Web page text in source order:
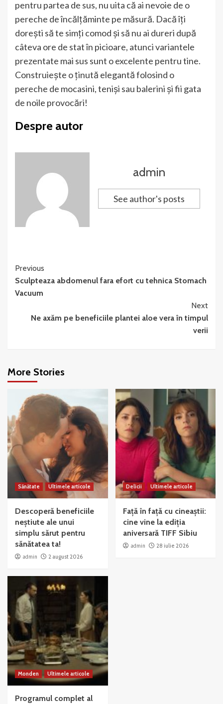
pentru partea de sus, nu uita că ai nevoie de o
pereche de încălțăminte pe măsură. Dacă îți
dorești să te simți comod și să nu ai dureri după
câteva ore de stat în picioare, atunci variantele
prezentate mai sus sunt o excelente pentru tine.
Construiește o ținută elegantă folosind o
pereche de mocasini, teniși sau balerini și fii gata
de noile provocări!
Despre autor
admin
See author's posts
Continue
Reading
Previous
Sculpteaza abdomenul fara efort cu tehnica Stomach
Vacuum
Next
Ne axăm pe beneficiile plantei aloe vera în timpul
verii
More Stories
Sănătate Ultimele articole
Descoperă beneficiile
neștiute ale unui
simplu sărut pentru
sănătatea ta!
admin 2 august 2026
Delicii Ultimele articole
Față în față cu cineaștii:
cine vine la ediția
aniversară TIFF Sibiu
admin 28 iulie 2026
Monden Ultimele articole
Programul complet al